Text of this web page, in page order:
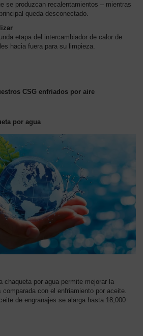
se produzcan recalentamientos – mientras
queda desconectado.
etapa del intercambiador de calor de
hacia fuera para su limpieza.
CSG enfriados por aire
por agua
chaqueta por agua permite mejorar la
con el enfriamiento por aceite.
de engranajes se alarga hasta 18,000